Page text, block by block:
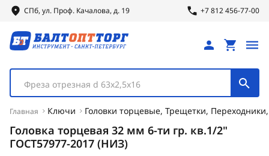
СПб, ул. Проф. Качалова, д. 19 +7 812 456-77-00
Фреза отрезная d 63х2,5х16
Главная Ключи Головки торцевые, Трещетки,
Головка торцевая 32 мм 6-ти гр. кв.1/2"
ГОСТ57977-2017 (НИЗ)